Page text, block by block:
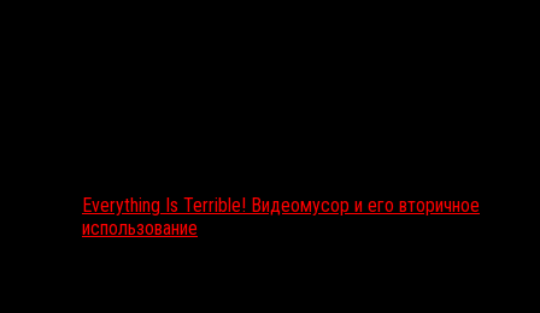
Everything Is Terrible! Видеомусор и его вторичное
использование